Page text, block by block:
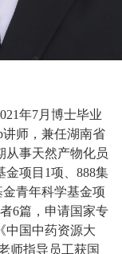
年7月博士毕业
师，兼任湖南省
从事天然产物化员
金项目 1项、888集
青年科学基金项
6篇，申请国家专
中国中药资源大
师指导员工获国